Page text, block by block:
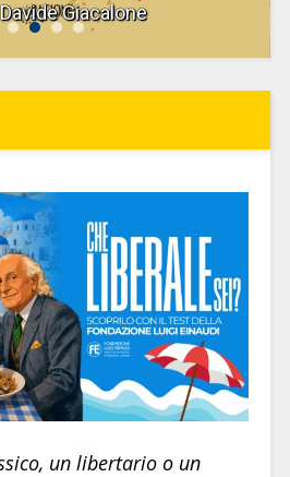
Giacalone
un libertario o un